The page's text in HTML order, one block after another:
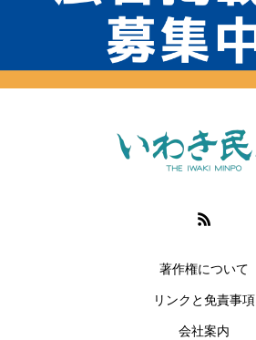
著作権について
リンクと免責事項
会社案内